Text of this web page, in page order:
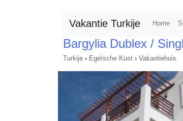
Vakantie Turkije Home
Bargylia Dublex /
Turkije › Egeïsche Kust › Vakantiehuis